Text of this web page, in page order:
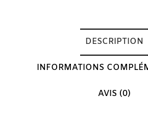
DESCRIPTION
INFORMATIONS
AVIS (0)